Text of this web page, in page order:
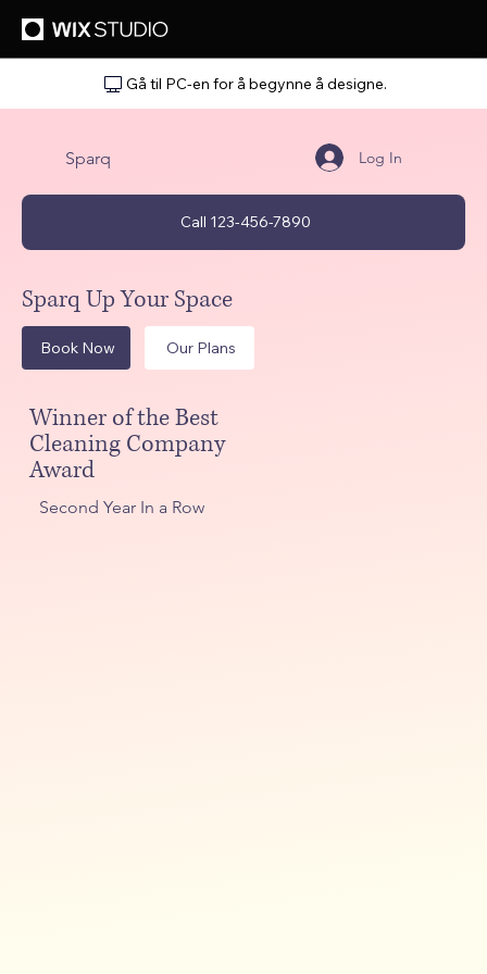
Gå til PC-en for å begynne å designe.